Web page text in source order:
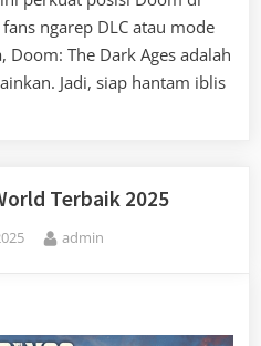
ngarep DLC atau mode
The Dark Ages adalah
Jadi, siap hantam iblis
Terbaik 2025
By
admin